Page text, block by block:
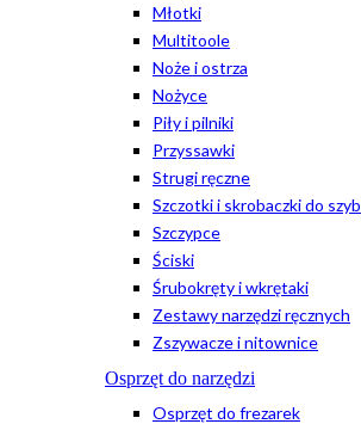
Młotki
Multitoole
Noże i ostrza
Nożyce
Piły i pilniki
Przyssawki
Strugi ręczne
Szczotki i skrobaczki do szyb
Szczypce
Ściski
Śrubokręty i wkrętaki
Zestawy narzędzi ręcznych
Zszywacze i nitownice
Osprzęt do narzędzi
Osprzęt do frezarek